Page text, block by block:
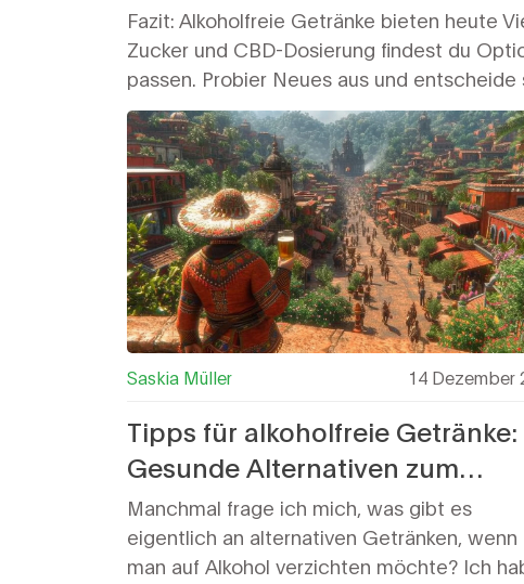
Fazit: Alkoholfreie Getränke bieten heute
Zucker und CBD-Dosierung findest du
passen. Probier Neues aus und
Saskia Müller 14 Dezember
Tipps für alkoholfreie Getränke:
Gesunde Alternativen zum
Alkohol
Manchmal frage ich mich, was gibt es
eigentlich an alternativen Getränken, wenn
man auf Alkohol verzichten möchte? Ich